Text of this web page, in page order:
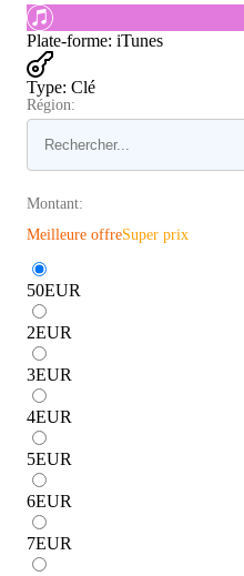
Plate-forme: iTunes
Type: Clé
Région:
Montant:
Meilleure offreSuper prix
50EUR
2EUR
3EUR
4EUR
5EUR
6EUR
7EUR